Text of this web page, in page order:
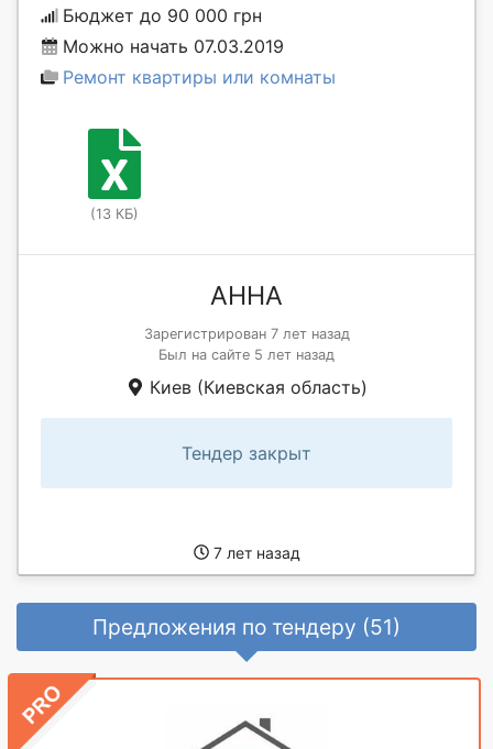
Бюджет до 90 000 грн
Можно начать 07.03.2019
Ремонт квартиры или комнаты
(13 КБ)
АННА
Зарегистрирован 7 лет назад
Был на сайте 5 лет назад
Киев (Киевская область)
Тендер закрыт
7 лет назад
Предложения по тендеру (51)